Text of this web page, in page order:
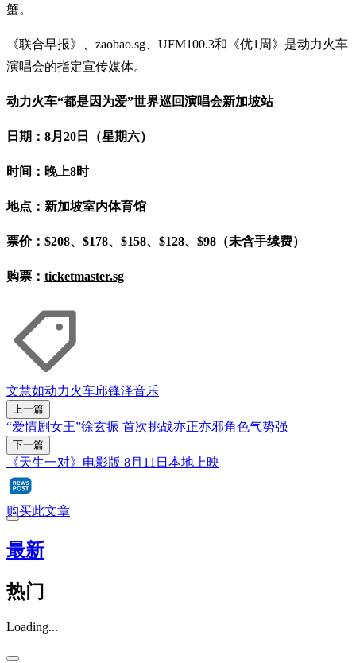
蟹。
《联合早报》、zaobao.sg、UFM100.3和《优1周》是动力火车
演唱会的指定宣传媒体。
动力火车“都是因为爱”世界巡回演唱会新加坡站
日期：8月20日（星期六）
时间：晚上8时
地点：新加坡室内体育馆
票价：$208、$178、$158、$128、$98（未含手续费）
购票： ticketmaster.sg
文慧如动力火车邱锋泽音乐
上一篇
“爱情剧女王”徐玄振 首次挑战亦正亦邪角色气势强
下一篇
《天生一对》电影版 8月11日本地上映
购买此文章
最新
热门
Loading...